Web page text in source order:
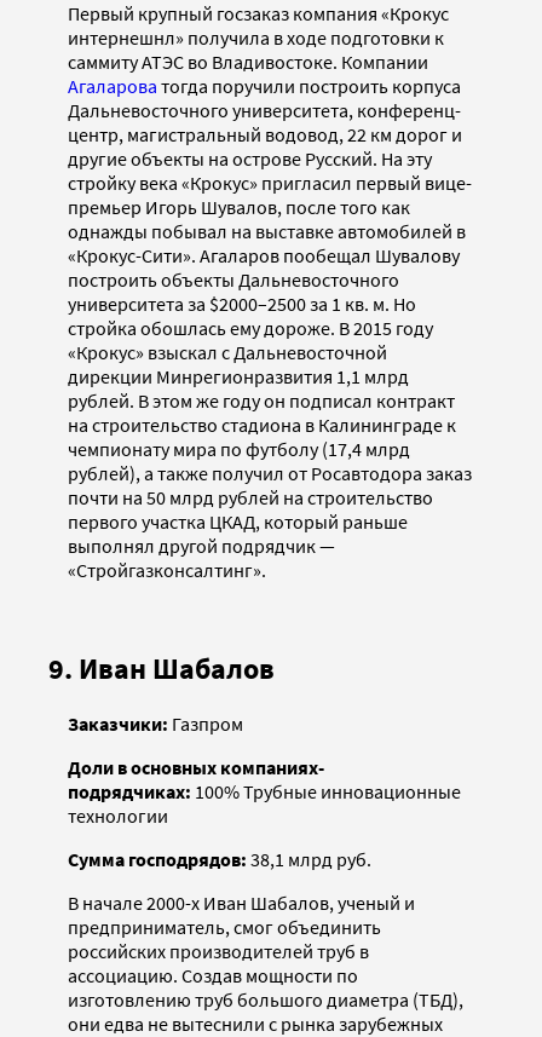
Первый крупный госзаказ компания «Крокус
интернешнл» получила в ходе подготовки к
саммиту АТЭС во Владивостоке. Компании
Агаларова тогда поручили построить корпуса
Дальневосточного университета, конференц-
центр, магистральный водовод, 22 км дорог и
другие объекты на острове Русский. На эту
стройку века «Крокус» пригласил первый вице-
премьер Игорь Шувалов, после того как
однажды побывал на выставке автомобилей в
«Крокус-Сити». Агаларов пообещал Шувалову
построить объекты Дальневосточного
университета за $2000–2500 за 1 кв. м. Но
стройка обошлась ему дороже. В 2015 году
«Крокус» взыскал с Дальневосточной
дирекции Минрегионразвития 1,1 млрд
рублей. В этом же году он подписал контракт
на строительство стадиона в Калининграде к
чемпионату мира по футболу (17,4 млрд
рублей), а также получил от Росавтодора заказ
почти на 50 млрд рублей на строительство
первого участка ЦКАД, который раньше
выполнял другой подрядчик —
«Стройгазконсалтинг».
9. Иван Шабалов
Заказчики: Газпром
Доли в основных компаниях-
подрядчиках: 100% Трубные инновационные
технологии
Сумма господрядов: 38,1 млрд руб.
В начале 2000-х Иван Шабалов, ученый и
предприниматель, смог объединить
российских производителей труб в
ассоциацию. Создав мощности по
изготовлению труб большого диаметра (ТБД),
они едва не вытеснили с рынка зарубежных